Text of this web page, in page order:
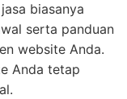
biasanya
serta panduan
website Anda.
Anda tetap